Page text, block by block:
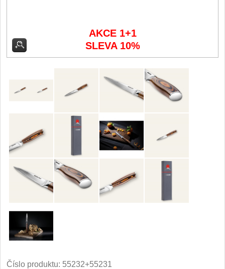
Kuchyňské příslušenství
Turistické
Speciální
Nože s pevnou čepelí
Taktické
AKCE 1+1
SLEVA 10%
Číslo produktu: 55232+55231